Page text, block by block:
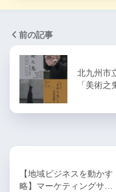
前の記事
北九州市
「美術
【地域ビジネスを動か
略】マーケティングサ…